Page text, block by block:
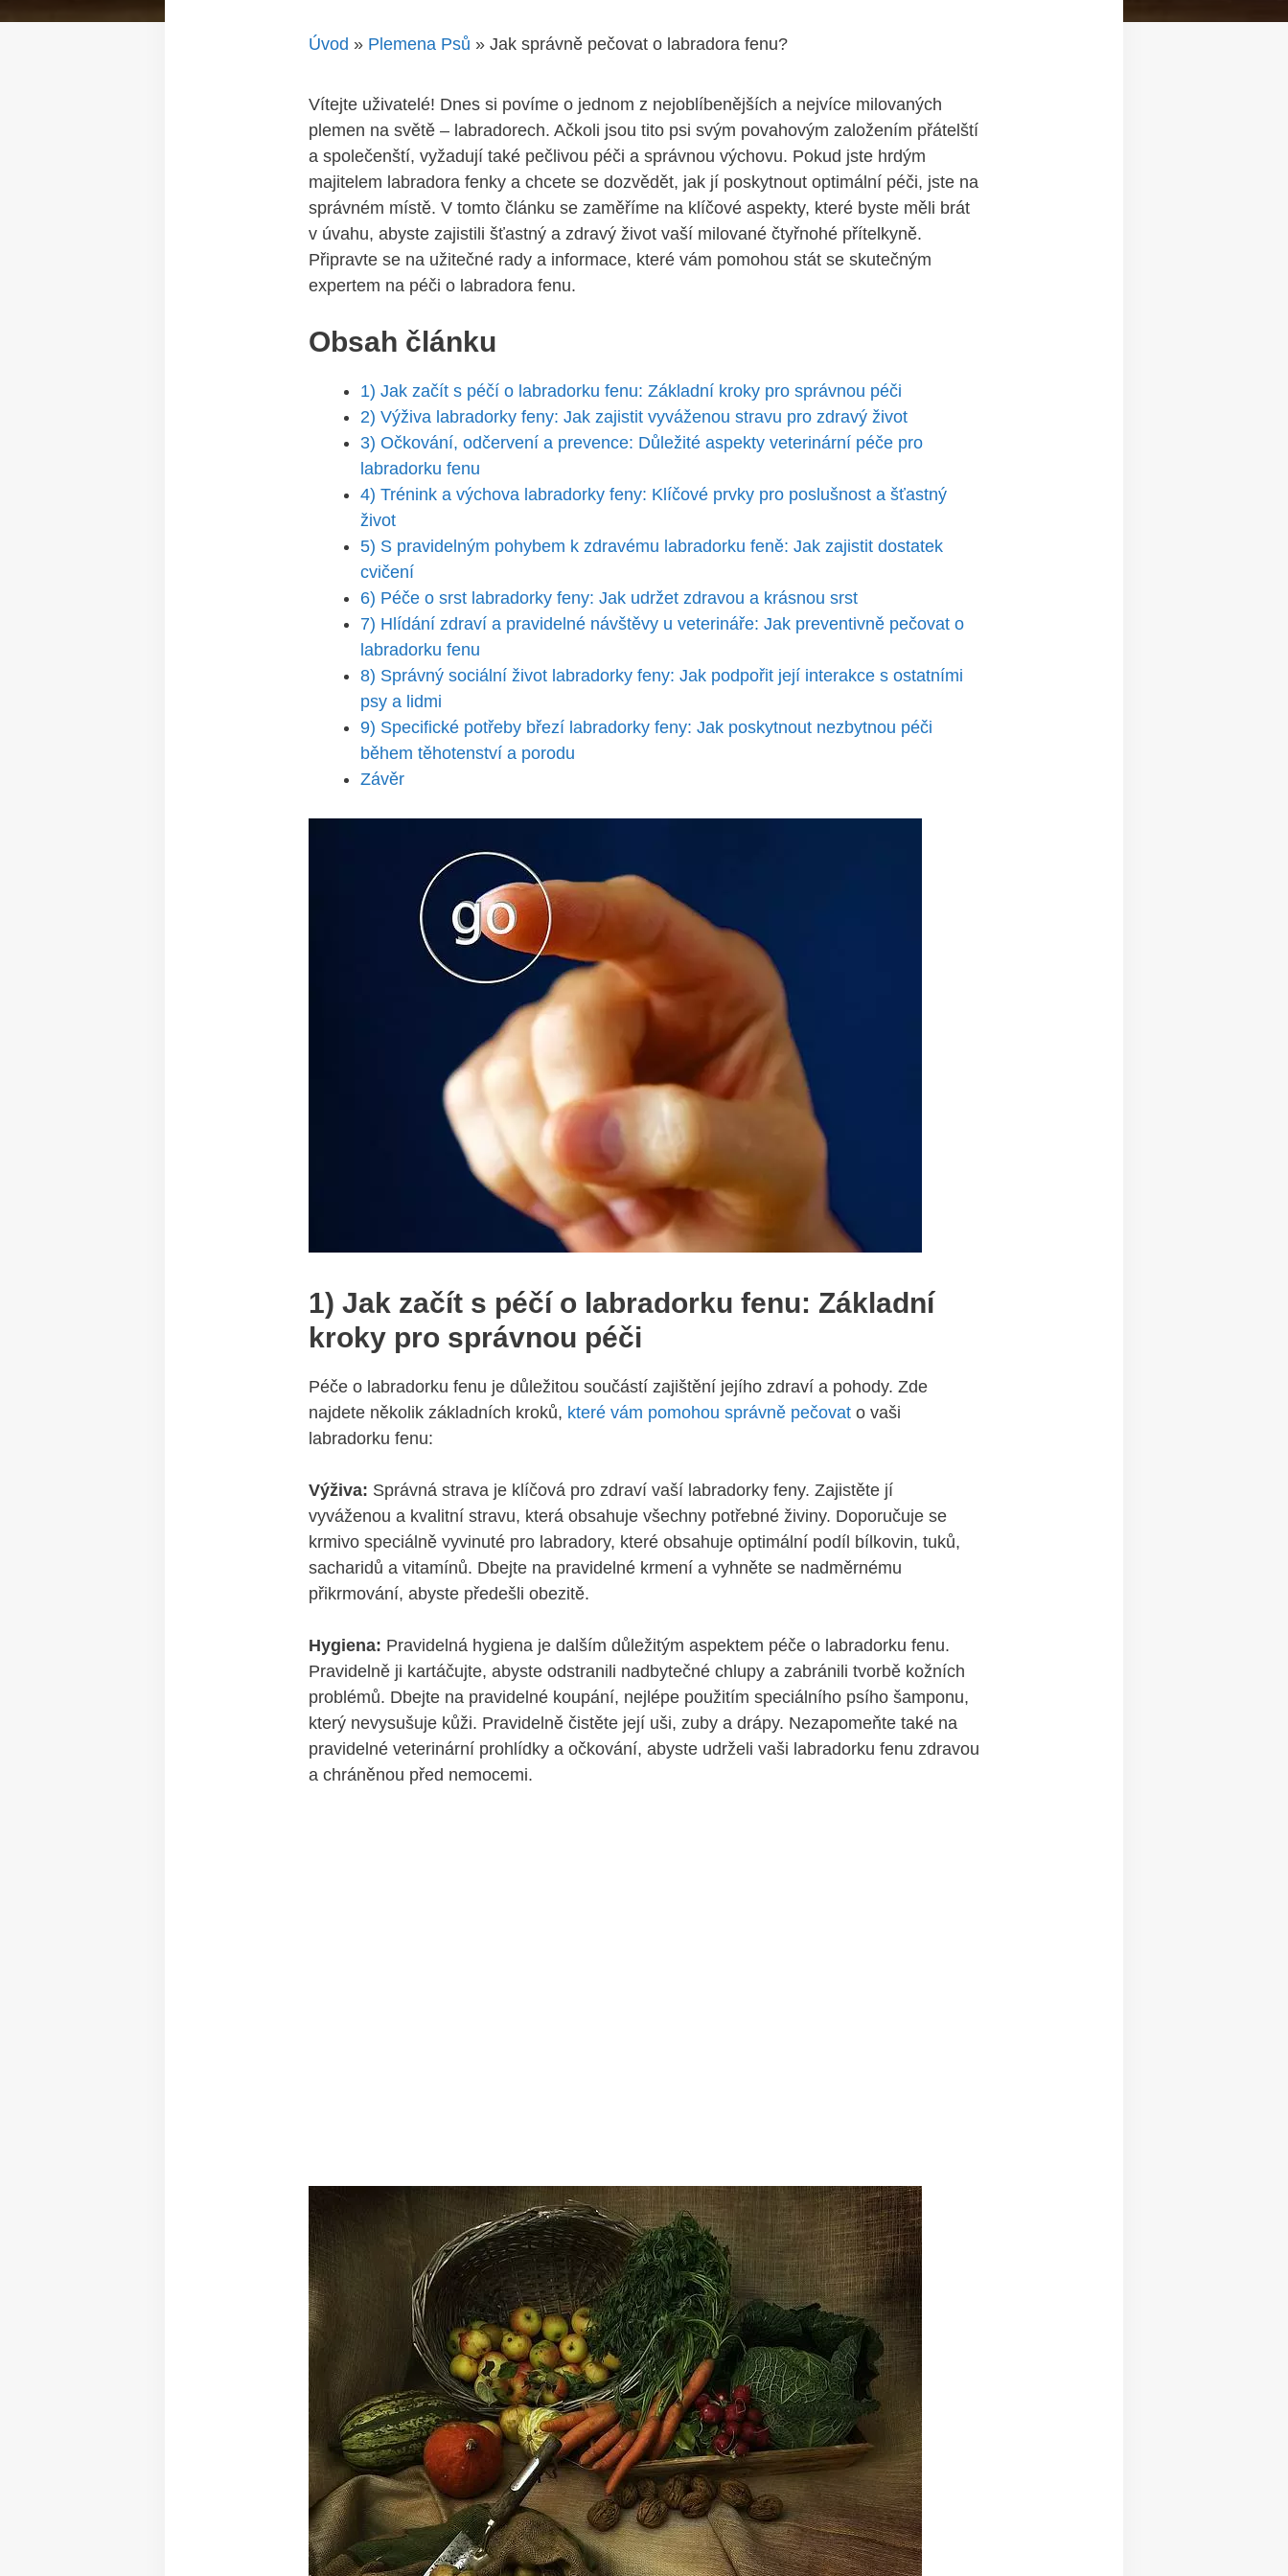
Úvod » Plemena Psů » Jak správně pečovat o labradora fenu?
Vítejte uživatelé! Dnes si povíme o jednom z nejoblíbenějších a nejvíce milovaných
plemen na světě – labradorech. Ačkoli jsou tito psi svým povahovým založením přátelští
a⁣ společenští, vyžadují také pečlivou péči a správnou ‌výchovu. Pokud jste ⁢hrdým
majitelem labradora fenky a chcete se dozvědět, jak jí poskytnout optimální‍ péči,⁢ jste na
správném místě. V tomto článku se zaměříme na​ klíčové aspekty, které byste měli brát
v úvahu, abyste zajistili šťastný a zdravý život vaší milované čtyřnohé přítelkyně.
⁢Připravte‍ se na​ užitečné rady a informace, které vám‍ pomohou stát ⁣se skutečným
expertem na péči o labradora fenu.
Obsah článku
1) Jak začít s péčí o labradorku fenu: Základní kroky pro správnou péči
2) Výživa labradorky feny: Jak zajistit⁢ vyváženou⁤ stravu pro zdravý život
3) Očkování, odčervení a prevence: Důležité⁢ aspekty veterinární péče pro
labradorku fenu
4) Trénink a výchova labradorky feny: Klíčové prvky pro poslušnost a šťastný
život
5)⁣ S ‍pravidelným pohybem k zdravému labradorku feně: Jak zajistit dostatek
cvičení
6) Péče o srst ‍labradorky ​feny: Jak udržet zdravou a krásnou srst
7) Hlídání zdraví a pravidelné návštěvy u veterináře: Jak preventivně pečovat o
labradorku fenu
8) Správný sociální život labradorky feny: Jak podpořit její interakce s ostatními
⁤psy a lidmi
9) Specifické potřeby březí labradorky feny: Jak poskytnout nezbytnou péči
během těhotenství a porodu
Závěr
1) Jak začít s péčí o labradorku‌ fenu: Základní
kroky pro správnou péči
Péče o labradorku fenu‌ je důležitou součástí zajištění jejího zdraví a pohody. ​Zde
najdete několik základních kroků, které vám pomohou správně pečovat o vaši
labradorku fenu:
Výživa: Správná strava je klíčová pro zdraví vaší labradorky ‌feny. Zajistěte jí
vyváženou a⁤ kvalitní ​stravu, ⁣která obsahuje všechny potřebné živiny. Doporučuje se
krmivo speciálně vyvinuté pro labradory, které obsahuje‍ optimální podíl bílkovin, tuků,
sacharidů a vitamínů. Dbejte na ⁣pravidelné krmení ⁣a vyhněte se nadměrnému‌
přikrmování, abyste předešli⁤ obezitě.
Hygiena: Pravidelná hygiena je‍ dalším důležitým aspektem ⁣péče o labradorku‌ fenu.
⁢Pravidelně ji kartáčujte, abyste odstranili nadbytečné chlupy a zabránili ⁤tvorbě kožních
problémů. Dbejte na pravidelné koupání, nejlépe použitím speciálního psího šamponu,
který‍ nevysušuje kůži. Pravidelně čistěte její uši, zuby⁤ a drápy. Nezapomeňte také na
pravidelné veterinární​ prohlídky a očkování, abyste udrželi vaši labradorku fenu zdravou
a chráněnou ​před nemocemi.